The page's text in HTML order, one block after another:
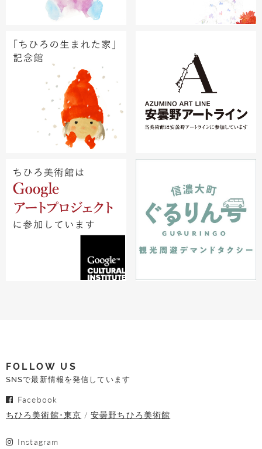
FOLLOW US
SNSで最新情報を発信しています
Facebook
ちひろ美術館･東京
安曇野ちひろ美術館
Instagram